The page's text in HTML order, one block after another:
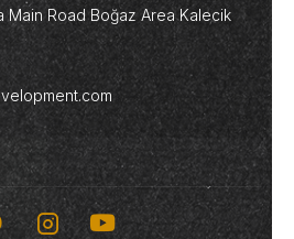
Main Road Boğaz Area Kalecik